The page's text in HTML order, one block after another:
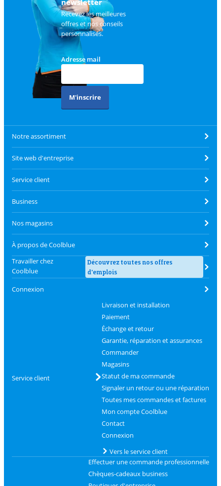
Recevez les meilleures
offres et nos conseils
personnalisés.
Adresse mail
M'inscrire
Notre assortiment
Site web d'entreprise
Service client
Business
Nos magasins
À propos de Coolblue
Travailler chez
Coolblue
Découvrez toutes nos offres
d'emplois
Connexion
Service client
Livraison et installation
Paiement
Échange et retour
Garantie, réparation et assurances
Commander
Magasins
Statut de ma commande
Signaler un retour ou une réparation
Toutes mes commandes et factures
Mon compte Coolblue
Contact
Connexion
Vers le service client
Effectuer une commande professionnelle
Chèques-cadeaux business